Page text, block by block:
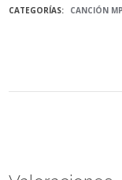
CATEGORÍAS: CANCIÓN